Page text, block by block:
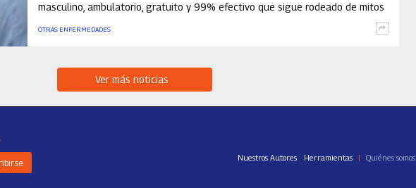
masculino, ambulatorio, gratuito y 99% efectivo que sigue rodeado de mitos
OTRAS ENFERMEDADES
Ver más noticias
Nuestros Autores Herramientas Quiénes somos